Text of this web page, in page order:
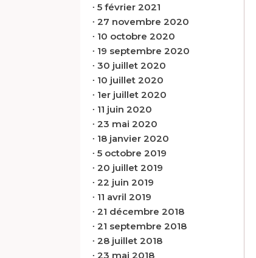
∙ 5 février 2021
∙ 27 novembre 2020
∙ 10 octobre 2020
∙ 19 septembre 2020
∙ 30 juillet 2020
∙ 10 juillet 2020
∙ 1er juillet 2020
∙ 11 juin 2020
∙ 23 mai 2020
∙ 18 janvier 2020
∙ 5 octobre 2019
∙ 20 juillet 2019
∙ 22 juin 2019
∙ 11 avril 2019
∙ 21 décembre 2018
∙ 21 septembre 2018
∙ 28 juillet 2018
∙ 23 mai 2018